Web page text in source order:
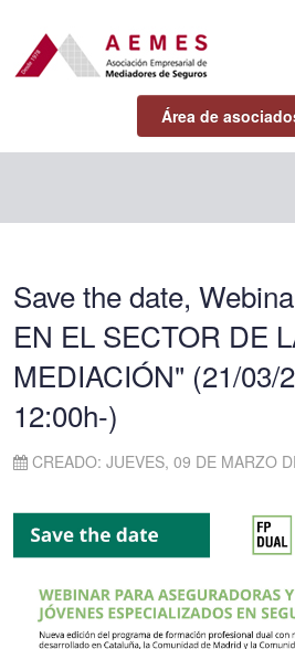
Área de
Save the date,
EN EL SECTOR DE
MEDIACIÓN" (21/03/
12:00h-)
CREADO: JUEVES, 09 DE MARZO